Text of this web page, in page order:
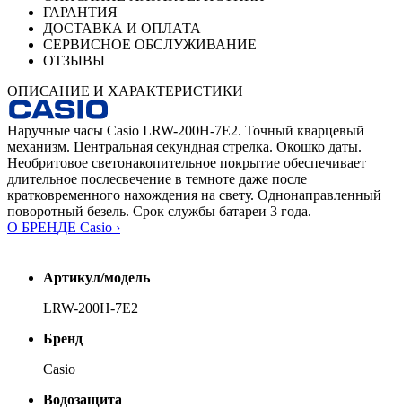
ГАРАНТИЯ
ДОСТАВКА И ОПЛАТА
СЕРВИСНОЕ ОБСЛУЖИВАНИЕ
ОТЗЫВЫ
ОПИСАНИЕ И ХАРАКТЕРИСТИКИ
Наручные часы Casio LRW-200H-7E2. Точный кварцевый
механизм. Центральная секундная стрелка. Окошко даты.
Необритовое светонакопительное покрытие обеспечивает
длительное послесвечение в темноте даже после
кратковременного нахождения на свету. Однонаправленный
поворотный безель. Срок службы батареи 3 года.
О БРЕНДЕ Casio ›
Артикул/модель
LRW-200H-7E2
Бренд
Casio
Водозащита